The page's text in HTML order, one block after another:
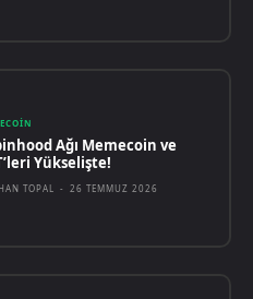
Ağı Memecoin ve
Yükselişte!
TOPAL - 26 TEMMUZ 2026